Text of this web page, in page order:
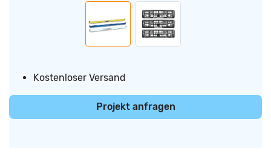
Kostenloser Versand
Projekt anfragen